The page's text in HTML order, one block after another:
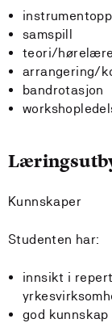
samspill
teori/hørelære
arrangering/
bandrotasjon
Kunnskaper
Studenten har:
innsikt i
god